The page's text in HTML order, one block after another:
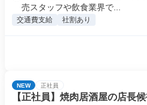
売スタッフや飲食業界で...
交通費支給 社割あり
NEW 正社員
【正社員】焼肉居酒屋の店長